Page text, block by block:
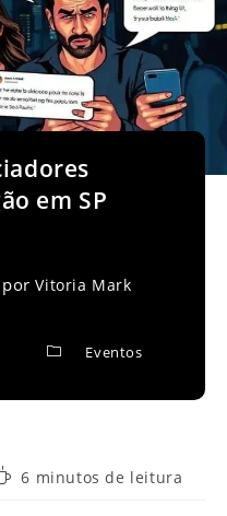
em SP
porVitoria Mark
Eventos
6 minutos de leitura